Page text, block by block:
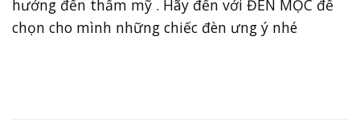
hưởng đến thẩm mỹ . Hãy đến với ĐÈN MỘC để
chọn cho mình những chiếc đèn ưng ý nhé